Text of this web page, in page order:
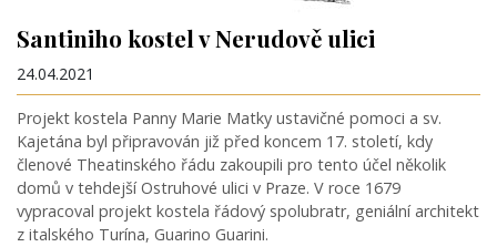
Santiniho kostel v Nerudově ulici
24.04.2021
Projekt kostela Panny Marie Matky ustavičné pomoci a sv.
Kajetána byl připravován již před koncem 17. století, kdy
členové Theatinského řádu zakoupili pro tento účel několik
domů v tehdejší Ostruhové ulici v Praze. V roce 1679
vypracoval projekt kostela řádový spolubratr, geniální architekt
z italského Turína, Guarino Guarini.